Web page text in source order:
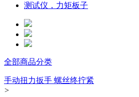
测试仪，力矩板子
全部商品分类
手动扭力扳手 螺丝终拧紧
>